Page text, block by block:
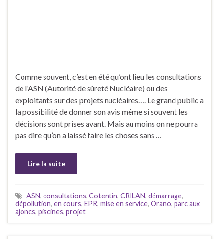
Comme souvent, c’est en été qu’ont lieu les consultations
de l’ASN (Autorité de sûreté Nucléaire) ou des
exploitants sur des projets nucléaires…. Le grand public a
la possibilité de donner son avis même si souvent les
décisions sont prises avant. Mais au moins on ne pourra
pas dire qu’on a laissé faire les choses sans …
Lire la suite
ASN, consultations, Cotentin, CRILAN, démarrage,
dépollution, en cours, EPR, mise en service, Orano, parc aux
ajoncs, piscines, projet